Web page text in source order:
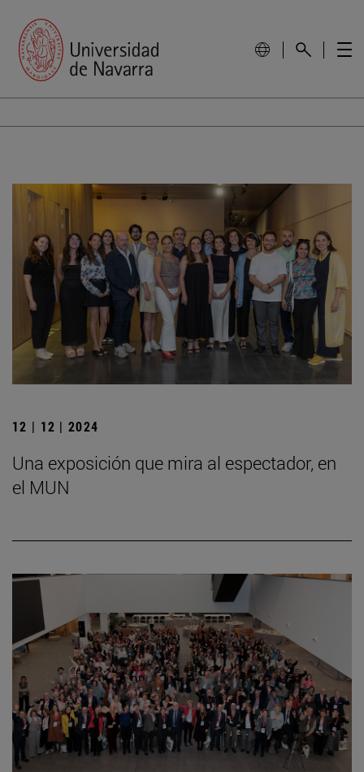
12 | 12 | 2024
Una exposición que mira al espectador, en
el MUN